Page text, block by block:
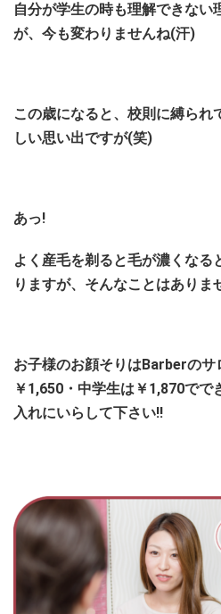
自分が学生の時も理解できない
が、今も変わりませんね(汗)
この歳になると、校則に縛られ
しい思い出ですが(笑)
あっ!
よく産毛を剃ると毛が濃くなる
りますが、そんなことはありま
お子様のお顔そりはBarberの
￥1,650・中学生は￥1,870でで
入れにいらして下さい!!